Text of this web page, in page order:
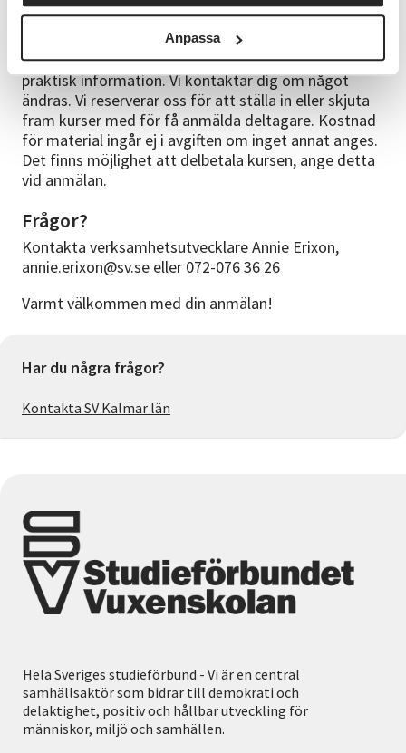
Anpassa
Bra att veta
Din anmälan är bindande. Du får en kallelse/faktura
till kursen ca. 1 vecka före kursstart, där finns all
praktisk information. Vi kontaktar dig om något
ändras. Vi reserverar oss för att ställa in eller skjuta
fram kurser med för få anmälda deltagare. Kostnad
för material ingår ej i avgiften om inget annat anges.
Det finns möjlighet att delbetala kursen, ange detta
vid anmälan.
Frågor?
Kontakta verksamhetsutvecklare Annie Erixon,
annie.erixon@sv.se eller 072-076 36 26
Varmt välkommen med din anmälan!
Har du några frågor?
Kontakta SV Kalmar län
Hela Sveriges studieförbund - Vi är en central
samhällsaktör som bidrar till demokrati och
delaktighet, positiv och hållbar utveckling för
människor, miljö och samhällen.